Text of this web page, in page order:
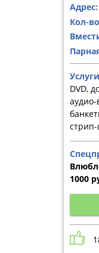
Адрес:
Кол-
DVD,
1000